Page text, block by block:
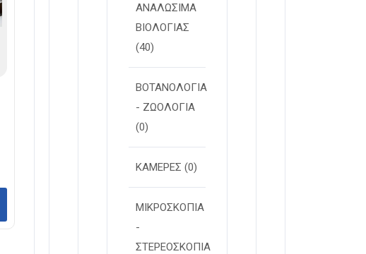
ΑΝΑΛΩΣΙΜΑ
ΒΙΟΛΟΓΙΑΣ
(40)
ΒΟΤΑΝΟΛΟΓΙΑ
- ΖΩΟΛΟΓΙΑ
(0)
ΚΑΜΕΡΕΣ (0)
ΜΙΚΡΟΣΚΟΠΙΑ
-
ΣΤΕΡΕOΣΚΟΠΙΑ